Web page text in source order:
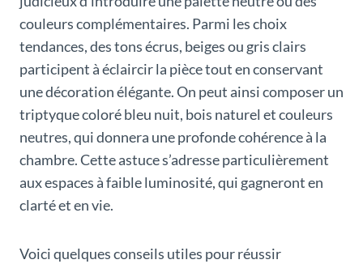
couleurs complémentaires. Parmi les choix
tendances, des tons écrus, beiges ou gris clairs
participent à éclaircir la pièce tout en conservant
une décoration élégante. On peut ainsi composer un
triptyque coloré bleu nuit, bois naturel et couleurs
neutres, qui donnera une profonde cohérence à la
chambre. Cette astuce s’adresse particulièrement
aux espaces à faible luminosité, qui gagneront en
clarté et en vie.
Voici quelques conseils utiles pour réussir